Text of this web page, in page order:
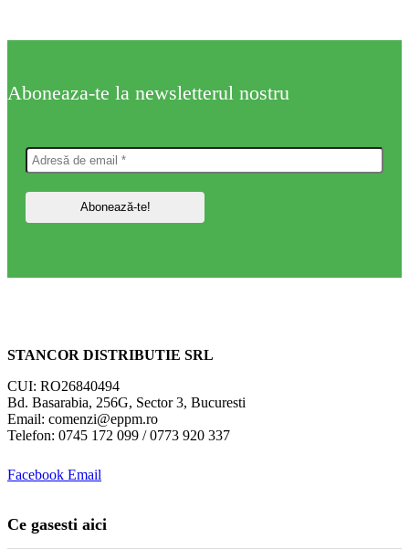
Aboneaza-te la newsletterul nostru
STANCOR DISTRIBUTIE SRL
CUI: RO26840494
Bd. Basarabia, 256G, Sector 3, Bucuresti
Email: comenzi@eppm.ro
Telefon: 0745 172 099 / 0773 920 337
Facebook Email
Ce gasesti aici